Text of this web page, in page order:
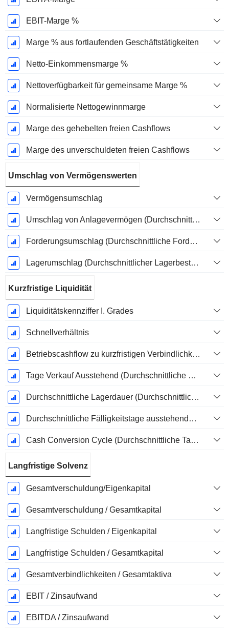
EBIT-Marge %
Marge % aus fortlaufenden Geschäftstätigkeiten
Netto-Einkommensmarge %
Nettoverfügbarkeit für gemeinsame Marge %
Normalisierte Nettogewinnmarge
Marge des gehebelten freien Cashflows
Marge des unverschuldeten freien Cashflows
Umschlag von Vermögenswerten
Vermögensumschlag
Umschlag von Anlagevermögen (Durchschnittliches Anlagevermögen)
Forderungsumschlag (Durchschnittliche Forderungen)
Lagerumschlag (Durchschnittlicher Lagerbestand)
Kurzfristige Liquidität
Liquiditätskennziffer I. Grades
Schnellverhältnis
Betriebscashflow zu kurzfristigen Verbindlichkeiten
Tage Verkauf Ausstehend (Durchschnittliche Forderungen)
Durchschnittliche Lagerdauer (Durchschnittlicher Lagerbestand)
Durchschnittliche Fälligkeitstage ausstehender Zahlungen
Cash Conversion Cycle (Durchschnittliche Tage)
Langfristige Solvenz
Gesamtverschuldung/Eigenkapital
Gesamtverschuldung / Gesamtkapital
Langfristige Schulden / Eigenkapital
Langfristige Schulden / Gesamtkapital
Gesamtverbindlichkeiten / Gesamtaktiva
EBIT / Zinsaufwand
EBITDA / Zinsaufwand